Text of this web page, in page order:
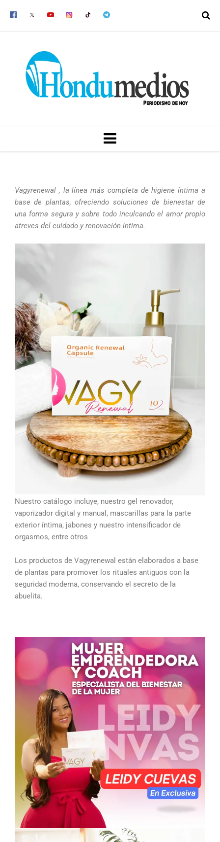
MENU
Vagyrenewal , la línea más completa de higiene íntima a
base de plantas, ofreciendo soluciones de bienestar de
una forma segura y sobre todo inculcando el amor propio
atreves del cuidado y renovación íntima.
Nuestro catálogo incluye, nuestro gel renovador,
vaporizador digital y manual, mascarillas para la parte
exterior íntima, jabones y nuestro intensificador de
orgasmos, entre otros
Los productos de Vagyrenewal están elaborados a base
de plantas para promover los rituales antiguos con la
seguridad moderna, conservando el secreto de la
abuelita.